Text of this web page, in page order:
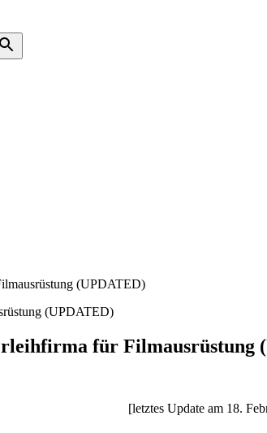
(UPDATED)
für Filmausrüstung
[letztes Update am 18.